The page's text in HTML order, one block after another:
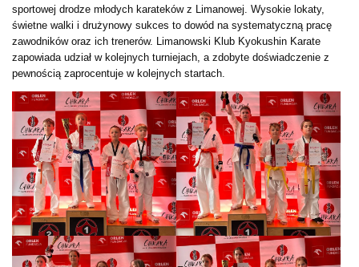
sportowej drodze młodych karateków z Limanowej. Wysokie lokaty,
świetne walki i drużynowy sukces to dowód na systematyczną pracę
zawodników oraz ich trenerów. Limanowski Klub Kyokushin Karate
zapowiada udział w kolejnych turniejach, a zdobyte doświadczenie z
pewnością zaprocentuje w kolejnych startach.